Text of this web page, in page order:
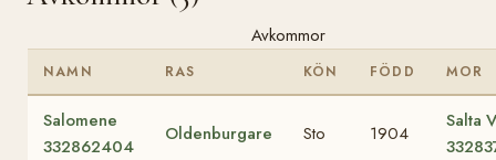
Avkommor
NAMN RAS KÖN FÖDD MOR
Salomene
332862404
Oldenburgare Sto 1904
Salta